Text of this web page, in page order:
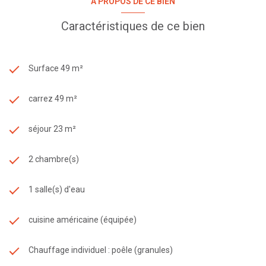
Caractéristiques de ce bien
Surface 49 m²
carrez 49 m²
séjour 23 m²
2 chambre(s)
1 salle(s) d'eau
cuisine américaine (équipée)
Chauffage individuel : poêle (granules)